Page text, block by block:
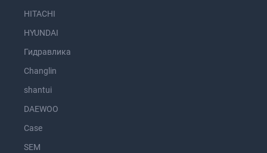
HITACHI
HYUNDAI
Гидравлика
Changlin
shantui
DAEWOO
Case
SEM